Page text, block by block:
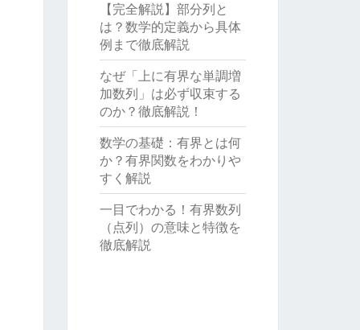
【完全解説】部分列と
は？数学的定義から具体
例まで徹底解説
なぜ「上に有界な単調増
加数列」は必ず収束する
のか？徹底解説！
数学の基礎：有界とは何
か？有界関数をわかりや
すく解説
一目でわかる！有界数列
（点列）の意味と特徴を
徹底解説